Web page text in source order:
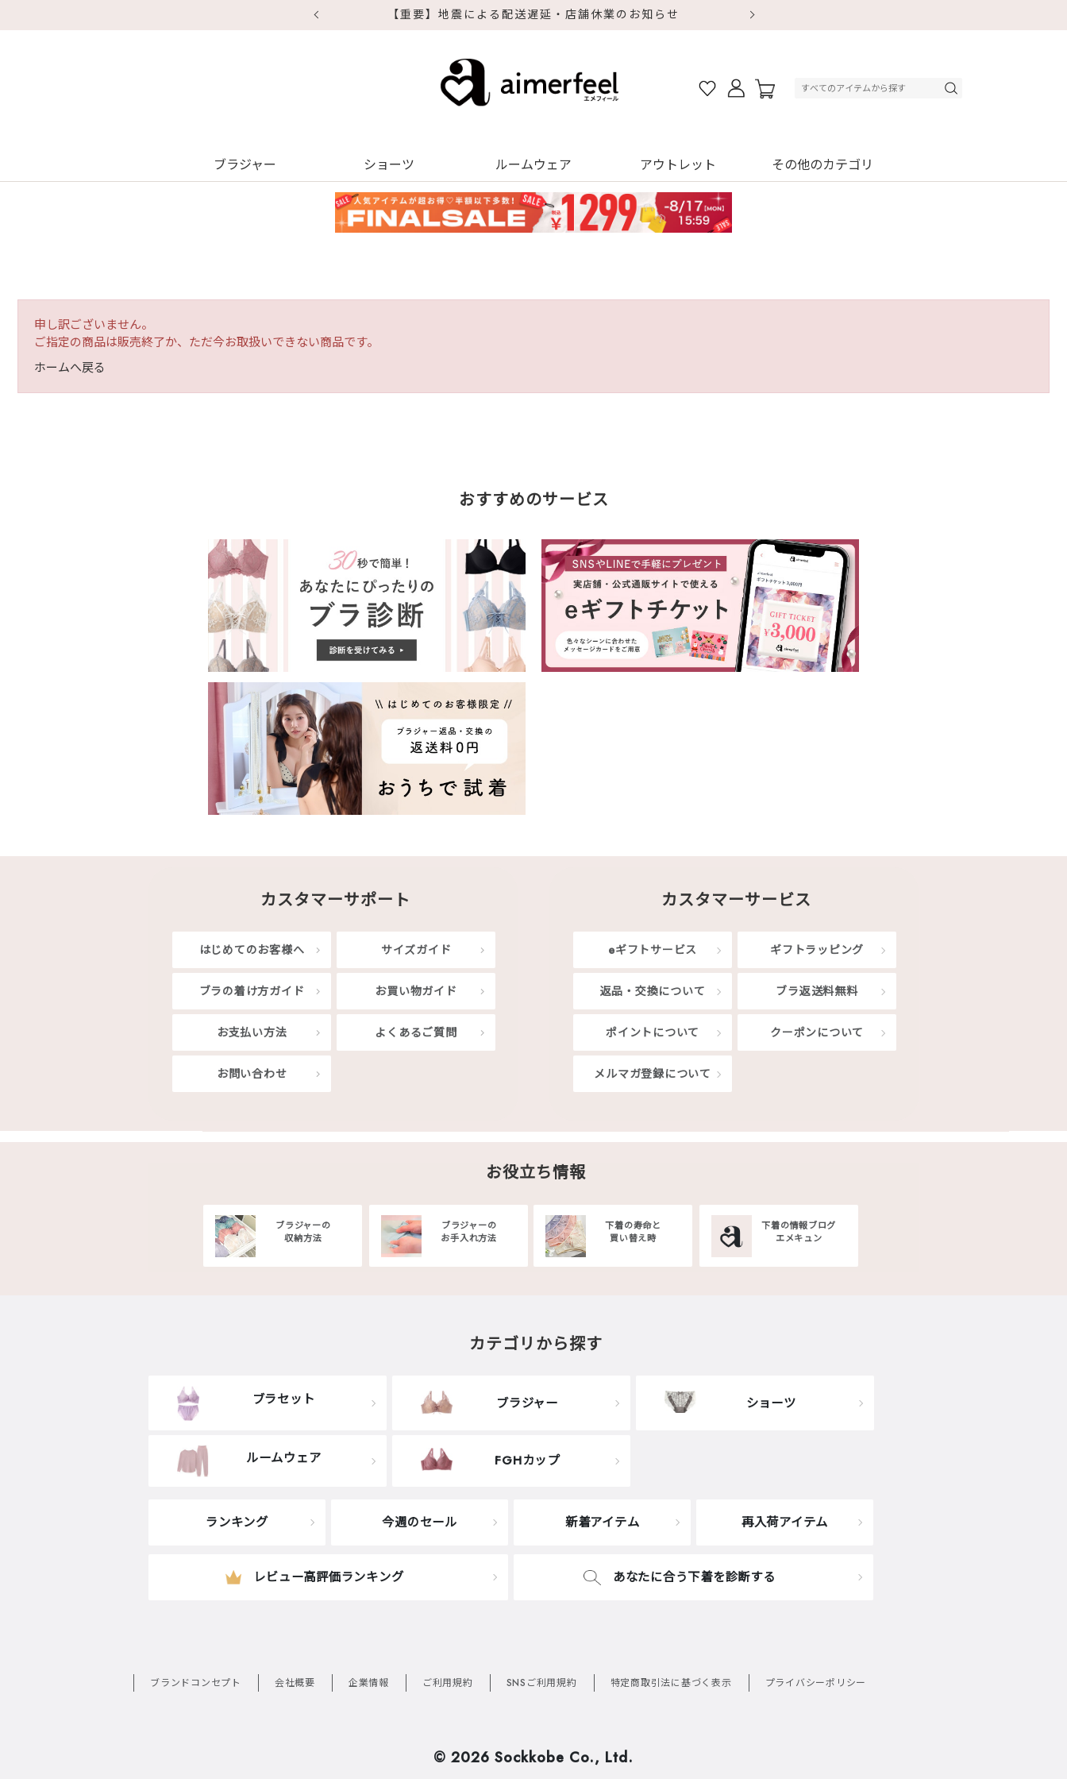
【重要】地震による配送遅延・店舗休業のお知らせ
ブラジャー ショーツ ルームウェア アウトレット その他のカテゴリ
申し訳ございません。
ご指定の商品は販売終了か、ただ今お取扱いできない商品です。
ホームへ戻る
おすすめのサービス
カスタマーサポート
はじめてのお客様へ サイズガイド
ブラの着け方ガイド お買い物ガイド
お支払い方法 よくあるご質問
お問い合わせ
カスタマーサービス
eギフトサービス ギフトラッピング
返品・交換について ブラ返送料無料
ポイントについて クーポンについて
メルマガ登録について
お役立ち情報
ブラジャーの
収納方法
ブラジャーの
お手入れ方法
下着の寿命と
買い替え時
下着の情報ブログ
エメキュン
カテゴリから探す
ブラセット ブラジャー ショーツ
ルームウェア FGHカップ
ランキング 今週のセール 新着アイテム 再入荷アイテム
レビュー高評価ランキング あなたに合う下着を診断する
ブランドコンセプト 会社概要 企業情報 ご利用規約 SNSご利用規約 特定商取引法に基づく表示 プライバシーポリシー
© 2026 Sockkobe Co., Ltd.